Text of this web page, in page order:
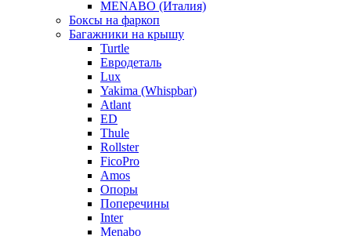
MENABO (Италия)
Боксы на фаркоп
Багажники на крышу
Turtle
Евродеталь
Lux
Yakima (Whispbar)
Atlant
ED
Thule
Rollster
FicoPro
Amos
Опоры
Поперечины
Inter
Menabo